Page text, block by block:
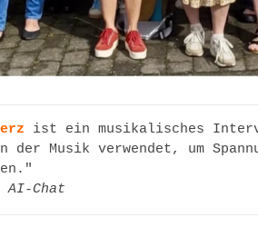
ist ein musikalisches
der Musik verwendet, um
AI-Chat